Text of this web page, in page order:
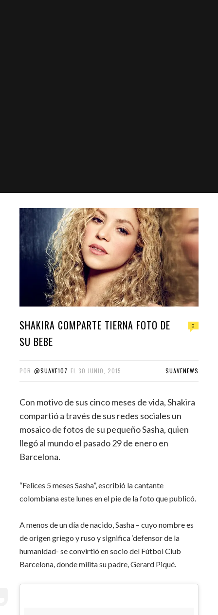
SHAKIRA COMPARTE TIERNA FOTO DE
SU BEBE
0
POR @SUAVE107 EL 30 JUNIO, 2015 SUAVENEWS
Con motivo de sus cinco meses de vida, Shakira
compartió a través de sus redes sociales un
mosaico de fotos de su pequeño Sasha, quien
llegó al mundo el pasado 29 de enero en
Barcelona.
“Felices 5 meses Sasha”, escribió la cantante
colombiana este lunes en el pie de la foto que publicó.
A menos de un día de nacido, Sasha – cuyo nombre es
de origen griego y ruso y significa ‘defensor de la
humanidad- se convirtió en socio del Fútbol Club
Barcelona, donde milita su padre, Gerard Piqué.